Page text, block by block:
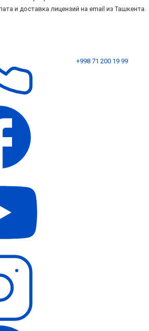
и доставка лицензий на email из Ташкента.
+998 71 200 19 99